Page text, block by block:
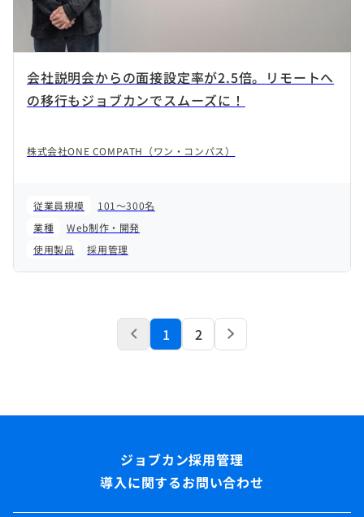
会社説明会からの面接設定率が2.5倍。リモートへ
の移行もジョブカンでスムーズに！
株式会社ONE COMPATH（ワン・コンパス）
従業員規模
101～300名
業種
Web制作・開発
使用製品
採用管理
1 2
導入に関するお問い合わせ